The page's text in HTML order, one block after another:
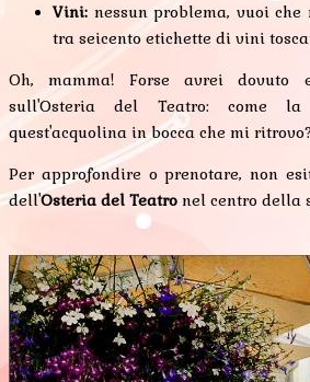
Vini: nessun problema, vuoi
tra seicento etichette di vini
Oh, mamma! Forse avrei dovuto
sull'Osteria del Teatro: come
quest'acquolina in bocca che mi
Per approfondire o prenotare, non
dell'Osteria del Teatro nel centro della